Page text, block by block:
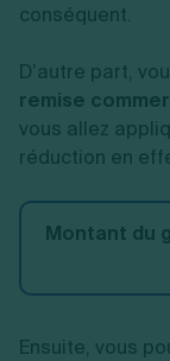
conséquent.
D’autre part,
remise
vous allez
réduction en
Montant du
Ensuite, vous